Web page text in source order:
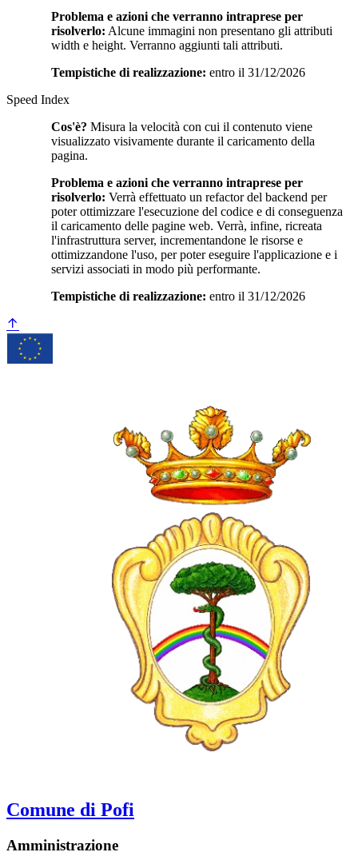
Problema e azioni che verranno intraprese per
risolverlo: Alcune immagini non presentano gli attributi
width e height. Verranno aggiunti tali attributi.
Tempistiche di realizzazione: entro il 31/12/2026
Speed Index
Cos'è? Misura la velocità con cui il contenuto viene
visualizzato visivamente durante il caricamento della
pagina.
Problema e azioni che verranno intraprese per
risolverlo: Verrà effettuato un refactor del backend per
poter ottimizzare l'esecuzione del codice e di conseguenza
il caricamento delle pagine web. Verrà, infine, ricreata
l'infrastruttura server, incrementandone le risorse e
ottimizzandone l'uso, per poter eseguire l'applicazione e i
servizi associati in modo più performante.
Tempistiche di realizzazione: entro il 31/12/2026
Comune di Pofi
Amministrazione